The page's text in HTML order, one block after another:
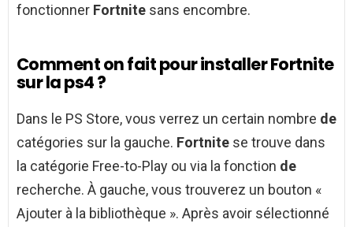
fonctionner Fortnite sans encombre.
Comment on fait pour installer Fortnite
sur la ps4 ?
Dans le PS Store, vous verrez un certain nombre de
catégories sur la gauche. Fortnite se trouve dans
la catégorie Free-to-Play ou via la fonction de
recherche. À gauche, vous trouverez un bouton «
Ajouter à la bibliothèque ». Après avoir sélectionné